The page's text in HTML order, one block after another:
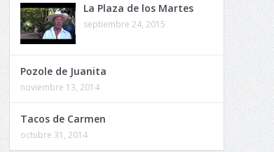
Zócalo 1953
La Plaza de los Martes
septiembre 24, 2015
Pozole de Juanita
noviembre 13, 2014
Tacos de Carmen
octubre 31, 2014